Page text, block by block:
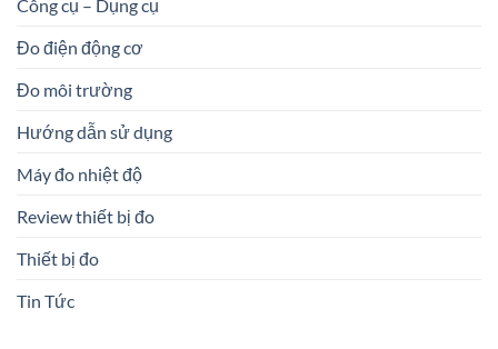
Công cụ – Dụng cụ
Đo điện động cơ
Đo môi trường
Hướng dẫn sử dụng
Máy đo nhiệt độ
Review thiết bị đo
Thiết bị đo
Tin Tức